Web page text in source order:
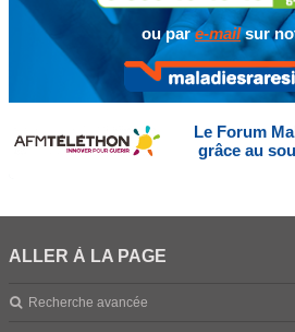
ou pare-mailsur
Le Forum
grâce au
ALLER À LA PAGE
Recherche avancée